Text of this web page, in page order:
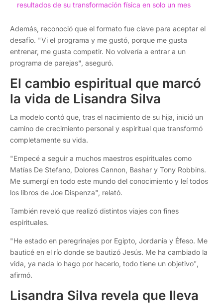
resultados de su transformación física en solo un mes
Además, reconoció que el formato fue clave para aceptar el
desafío. "Vi el programa y me gustó, porque me gusta
entrenar, me gusta competir. No volvería a entrar a un
programa de parejas", aseguró.
El cambio espiritual que marcó
la vida de Lisandra Silva
La modelo contó que, tras el nacimiento de su hija, inició un
camino de crecimiento personal y espiritual que transformó
completamente su vida.
"Empecé a seguir a muchos maestros espirituales como
Matías De Stefano, Dolores Cannon, Bashar y Tony Robbins.
Me sumergí en todo este mundo del conocimiento y leí todos
los libros de Joe Dispenza", relató.
También reveló que realizó distintos viajes con fines
espirituales.
"He estado en peregrinajes por Egipto, Jordania y Éfeso. Me
bauticé en el río donde se bautizó Jesús. Me ha cambiado la
vida, ya nada lo hago por hacerlo, todo tiene un objetivo",
afirmó.
Lisandra Silva revela que lleva